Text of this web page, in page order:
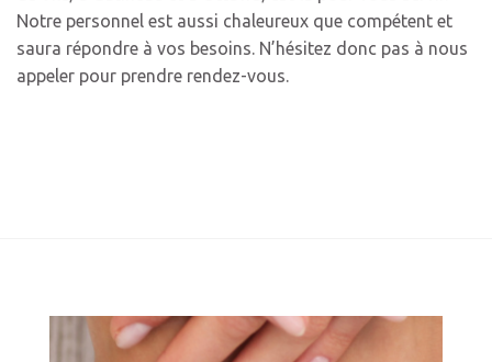
Notre personnel est aussi chaleureux que compétent et
saura répondre à vos besoins. N’hésitez donc pas à nous
appeler pour prendre rendez-vous.